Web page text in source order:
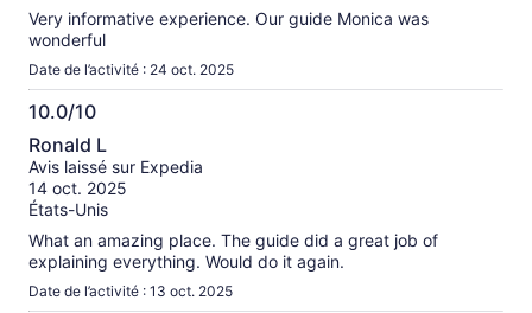
Very informative experience. Our guide Monica was
wonderful
Date de l’activité : 24 oct. 2025
10.0/10
10.0
sur
10
Ronald L
Avis laissé sur Expedia
14 oct. 2025
États-Unis
What an amazing place. The guide did a great job of
explaining everything. Would do it again.
Date de l’activité : 13 oct. 2025